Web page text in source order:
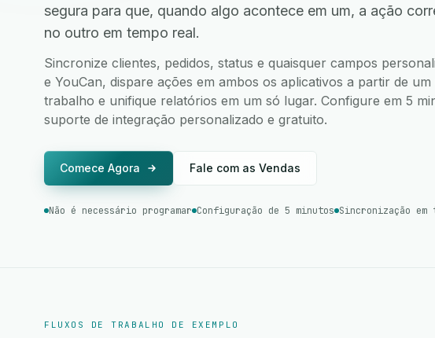
segura para que, quando algo acontece em um, a ação
no outro em tempo real.
Sincronize clientes, pedidos, status e quaisquer campos
e YouCan, dispare ações em ambos os aplicativos a partir de
trabalho e unifique relatórios em um só lugar. Configure em 5
suporte de integração personalizado e gratuito.
Comece Agora Fale com as Vendas
Não é necessário programar Configuração de 5 minutos Sincronização em
FLUXOS DE TRABALHO DE EXEMPLO